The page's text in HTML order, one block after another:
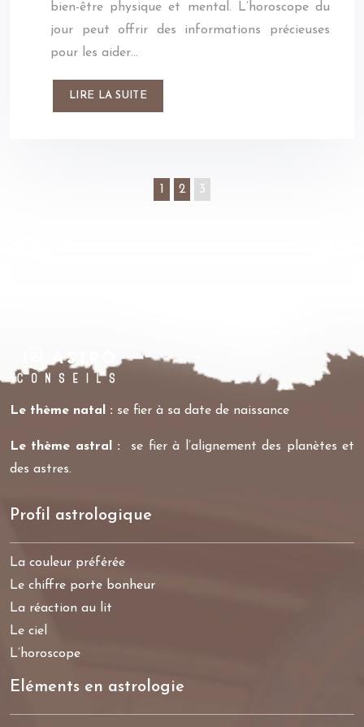
bien-être physique et mental. L’horoscope du
jour peut offrir des informations précieuses
pour les aider…
LIRE LA SUITE
1 2 3
Le thème natal : se fier à sa date de naissance
Le thème astral :
se fier à l’alignement des planètes et
des astres.
Profil astrologique
La couleur préférée
Le chiffre porte bonheur
La réaction au lit
Le ciel
L’horoscope
Eléments en astrologie